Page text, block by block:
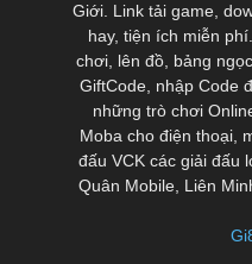
Giới. Link tải game,
hay, tiện ích miễn
chơi, lên đồ, bảng
GiftCode, nhập Code
những trò chơi
Moba cho điện thoại,
đấu VCK các giải đấu
Quân Mobile, Liên